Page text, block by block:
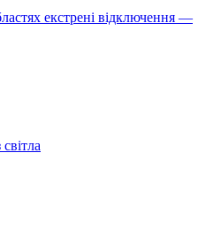
екстрені відключення —